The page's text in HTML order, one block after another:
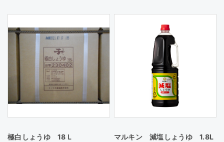
極白しょうゆ 18Ｌ マルキン 減塩しょうゆ 1.8L